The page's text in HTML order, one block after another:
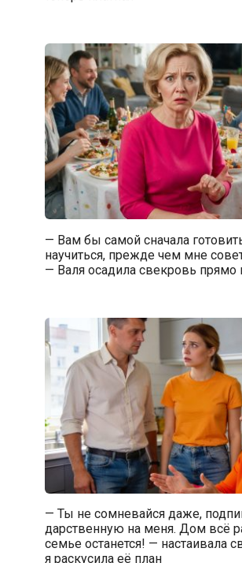
— Вам бы самой сначала
научиться, прежде чем мне
— Валя осадила свекровь прямо
— Ты не сомневайся даже,
дарственную на меня. Дом всё
семье останется! — настаивала
я раскусила её план